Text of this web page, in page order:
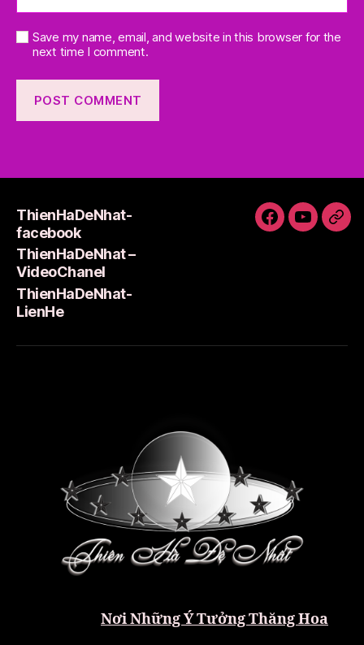
Save my name, email, and website in this browser for the
next time I comment.
ThienHaDeNhat-
facebook
ThienHaDeNhat –
VideoChanel
ThienHaDeNhat-
LienHe
Nơi Những Ý Tưởng Thăng Hoa